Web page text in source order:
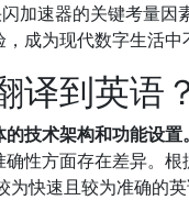
加速器的关键考量因
成为现代数字生活中
译到英语
技术架构和功能设置。
性方面存在差异。
快速且较为准确的